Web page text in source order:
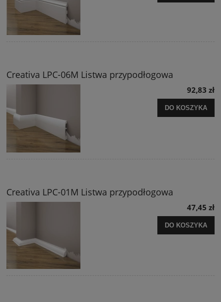
Creativa LPC-06M Listwa przypodłogowa
92,83 zł
DO KOSZYKA
Creativa LPC-01M Listwa przypodłogowa
47,45 zł
DO KOSZYKA